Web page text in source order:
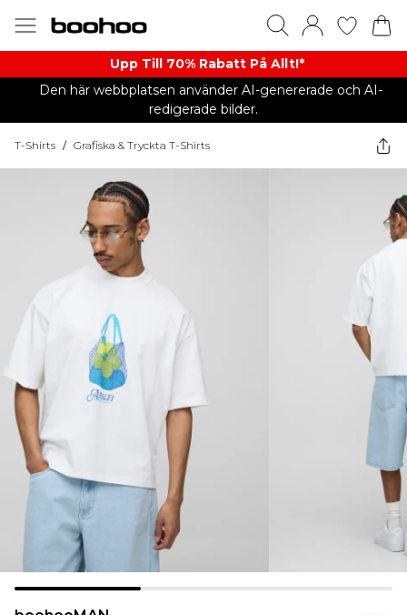
Upp Till 70% Rabatt På Allt!*
Den här webbplatsen använder AI-genererade och AI-
redigerade bilder.
T-Shirts / Grafiska & Tryckta T-Shirts